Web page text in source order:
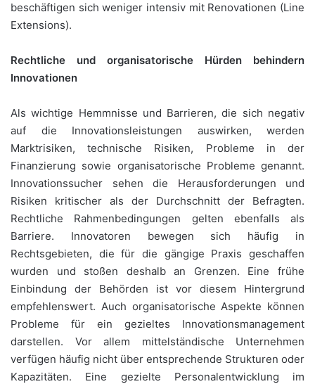
beschäftigen sich weniger intensiv mit Renovationen (Line
Extensions).
Rechtliche und organisatorische Hürden behindern
Innovationen
Als wichtige Hemmnisse und Barrieren, die sich negativ
auf die Innovationsleistungen auswirken, werden
Marktrisiken, technische Risiken, Probleme in der
Finanzierung sowie organisatorische Probleme genannt.
Innovationssucher sehen die Herausforderungen und
Risiken kritischer als der Durchschnitt der Befragten.
Rechtliche Rahmenbedingungen gelten ebenfalls als
Barriere. Innovatoren bewegen sich häufig in
Rechtsgebieten, die für die gängige Praxis geschaffen
wurden und stoßen deshalb an Grenzen. Eine frühe
Einbindung der Behörden ist vor diesem Hintergrund
empfehlenswert. Auch organisatorische Aspekte können
Probleme für ein gezieltes Innovationsmanagement
darstellen. Vor allem mittelständische Unternehmen
verfügen häufig nicht über entsprechende Strukturen oder
Kapazitäten. Eine gezielte Personalentwicklung im